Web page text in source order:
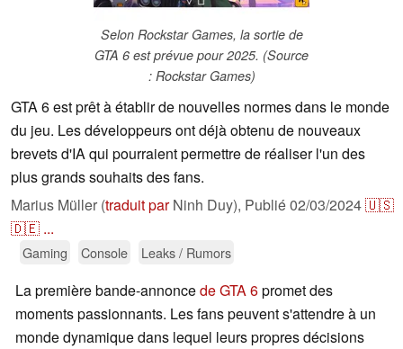
Selon Rockstar Games, la sortie de
GTA 6 est prévue pour 2025. (Source
: Rockstar Games)
GTA 6 est prêt à établir de nouvelles normes dans le monde
du jeu. Les développeurs ont déjà obtenu de nouveaux
brevets d'IA qui pourraient permettre de réaliser l'un des
plus grands souhaits des fans.
Marius Müller (traduit parNinh Duy), Publié02/03/2024🇺🇸
🇩🇪 ...
Gaming Console Leaks / Rumors
La première bande-annoncede GTA 6promet des
moments passionnants. Les fans peuvent s'attendre à un
monde dynamique dans lequel leurs propres décisions